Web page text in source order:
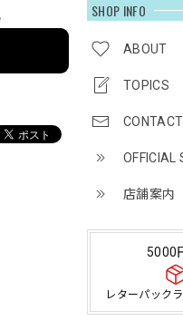
SHOP INFO
ABOUT
TOPICS
CONTACT
OFFICIAL
店舗案内
5000
レターパック